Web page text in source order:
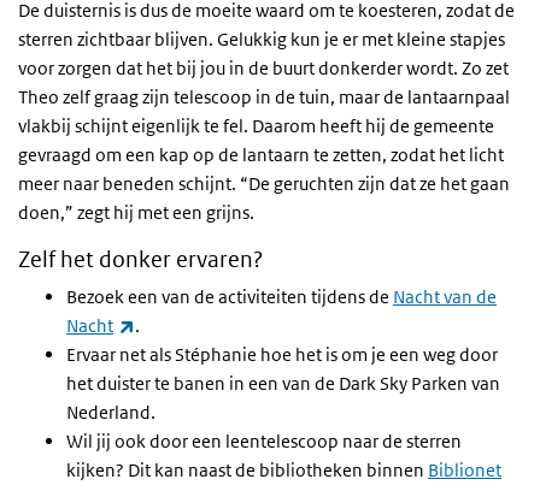
De duisternis is dus de moeite waard om te koesteren, zodat de
sterren zichtbaar blijven. Gelukkig kun je er met kleine stapjes
voor zorgen dat het bij jou in de buurt donkerder wordt. Zo zet
Theo zelf graag zijn telescoop in de tuin, maar de lantaarnpaal
vlakbij schijnt eigenlijk te fel. Daarom heeft hij de gemeente
gevraagd om een kap op de lantaarn te zetten, zodat het licht
meer naar beneden schijnt. “De geruchten zijn dat ze het gaan
doen,” zegt hij met een grijns.
Zelf het donker ervaren?
Bezoek een van de activiteiten tijdens de Nacht van de
Nacht
(externe link)
.
Ervaar net als Stéphanie hoe het is om je een weg door
het duister te banen in een van de Dark Sky Parken van
Nederland.
Wil jij ook door een leentelescoop naar de sterren
kijken? Dit kan naast de bibliotheken binnen Biblionet